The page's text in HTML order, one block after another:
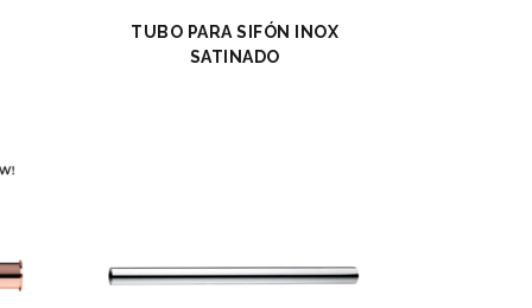
TUBO PARA SIFÓN INOX
SATINADO